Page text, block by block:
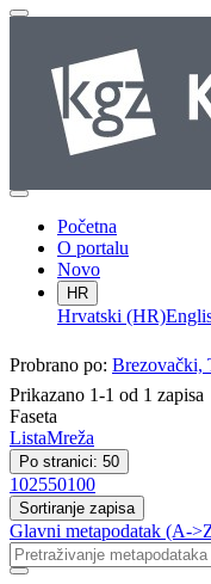
Početna
O portalu
Novo
HR
Hrvatski (HR)
Probrano po: Brezovački,
Prikazano 1-1 od 1 zapisa
Faseta
ListaMreža
Po stranici: 50
102550100
Sortiranje zapisa
Glavni metapodatak (A-